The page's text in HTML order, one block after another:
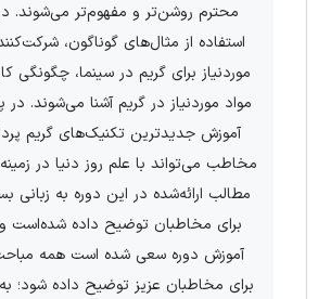
محترم روشن­‌تر و مفهوم‌­تر می‌­شوند. در
استفاده از مثال­‌های گوناگون،
موردنیاز برای گریم در سینما، چگونگی
مواد موردنیاز در گریم آشنا می­‌شوند. در
آموزش جدیدترین تکنیک‌­های گریم
مخاطب می­‌تواند با علم روز دنیا در
مطالب ارائه‌شده در این دوره به زبانی
برای مخاطبان توضیح داده
آموزش دوره سعی شده است همه
برای مخاطبان عزیز توضیح داده شود؛